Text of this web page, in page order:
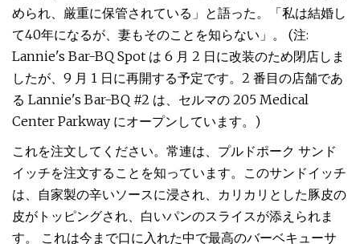
められ、厳重に保管されている」と語った。「私は結婚し
て40年になるが、妻もそのことを知らない」。 (注:
Lannie's Bar-BQ Spot は 6 月 2 日に改装のため閉店しま
したが、9 月 1 日に再開する予定です。2 番目の店舗であ
る Lannie's Bar-BQ #2 は、セルマの 205 Medical
Center Parkway にオープンしています。)
これを注文してください。常連は、プルドポーク サンド
イッチを注文することを知っています。このサンドイッチ
は、自家製の辛いソースに浸され、カリカリとした豚皮の
皮がトッピングされ、白いパンのスライスが添えられま
す。 これは今まで口に入れた中で最高のバーベキューサ